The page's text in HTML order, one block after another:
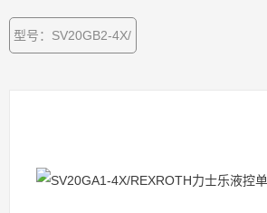
型号：SV20GB2-4X/